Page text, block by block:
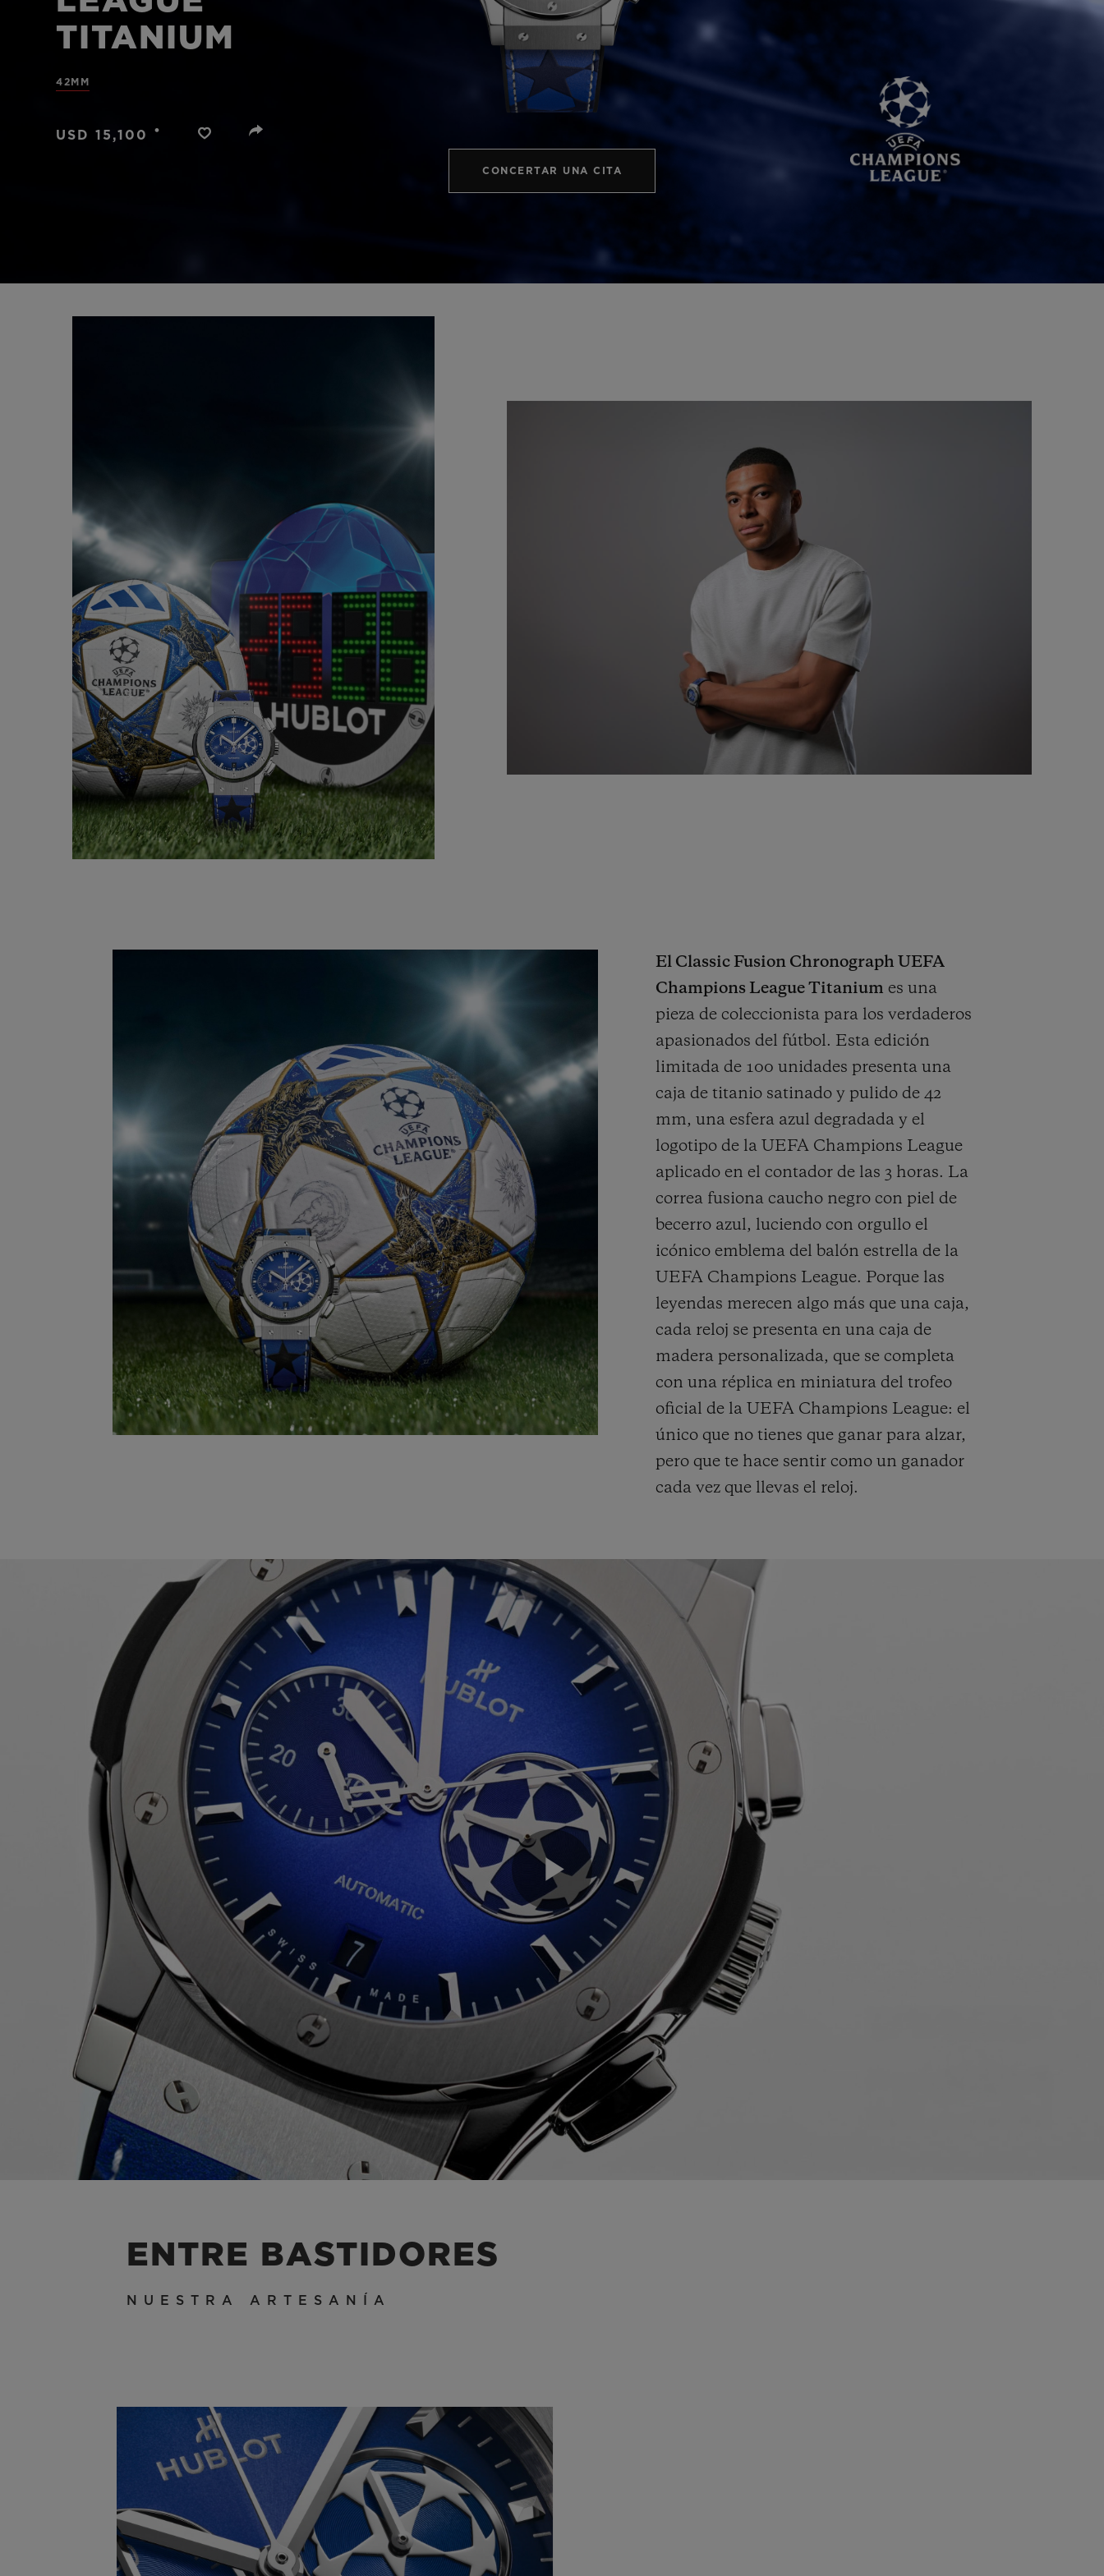
TITANIUM
42MM
USD 15,100 •
CONCERTAR UNA CITA
El Classic Fusion Chronograph UEFA
Champions League Titanium es una
pieza de coleccionista para los verdaderos
apasionados del fútbol. Esta edición
limitada de 100 unidades presenta una
caja de titanio satinado y pulido de 42
mm, una esfera azul degradada y el
logotipo de la UEFA Champions League
aplicado en el contador de las 3 horas. La
correa fusiona caucho negro con piel de
becerro azul, luciendo con orgullo el
icónico emblema del balón estrella de la
UEFA Champions League. Porque las
leyendas merecen algo más que una caja,
cada reloj se presenta en una caja de
madera personalizada, que se completa
con una réplica en miniatura del trofeo
oficial de la UEFA Champions League: el
único que no tienes que ganar para alzar,
pero que te hace sentir como un ganador
cada vez que llevas el reloj.
Play
Video
ENTRE BASTIDORES
NUESTRA ARTESANÍA
SUMMER MULTI-COLORED
BIG BANG
PEACH CERAMIC ESSENTIAL TAUPE
ENTREGA PREVISTA
DEVOLUCIONES Y
PAGO SEGURO ESTUCHE DE REGALO